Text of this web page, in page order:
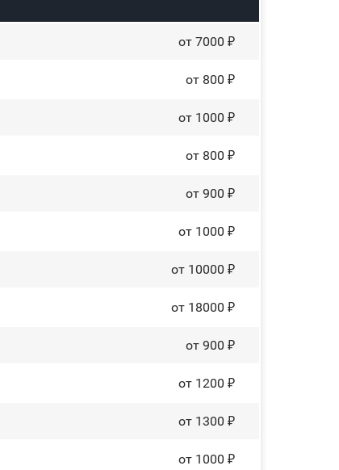
от 7000 ₽
от 800 ₽
от 1000 ₽
от 800 ₽
от 900 ₽
от 1000 ₽
от 10000 ₽
от 18000 ₽
от 900 ₽
от 1200 ₽
от 1300 ₽
от 1000 ₽